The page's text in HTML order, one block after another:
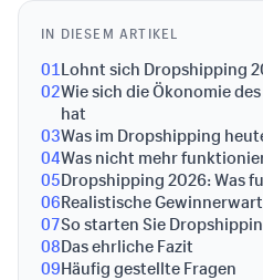
IN DIESEM ARTIKEL
01Lohnt sich Dropshipping
02Wie sich die Ökonomie
hat
03Was im Dropshipping
04Was nicht mehr
05Dropshipping 2026: Was
06Realistische
07So starten Sie
08Das ehrliche Fazit
09Häufig gestellte Fragen